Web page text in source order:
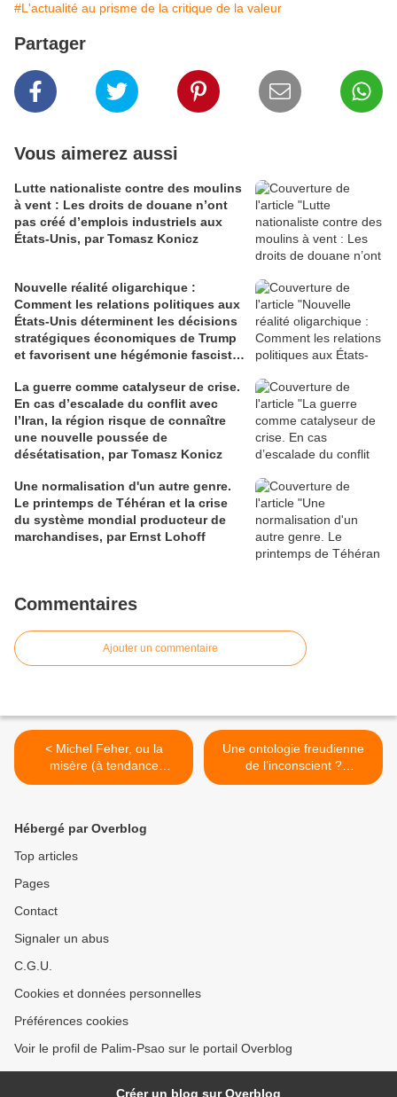
#L'actualité au prisme de la critique de la valeur
Partager
Vous aimerez aussi
Lutte nationaliste contre des moulins
à vent : Les droits de douane n’ont
pas créé d’emplois industriels aux
États-Unis, par Tomasz Konicz
Nouvelle réalité oligarchique :
Comment les relations politiques aux
États-Unis déterminent les décisions
stratégiques économiques de Trump
et favorisent une hégémonie fasciste,
La guerre comme catalyseur de crise.
En cas d’escalade du conflit avec
l’Iran, la région risque de connaître
une nouvelle poussée de
désétatisation, par Tomasz Konicz
Une normalisation d'un autre genre.
Le printemps de Téhéran et la crise
du système mondial producteur de
marchandises, par Ernst Lohoff
Commentaires
Ajouter un commentaire
< Michel Feher, ou la
misère (à tendance
antisémite) de la pseudo-
Une ontologie freudienne
de l’inconscient ?
Remarques sur le texte de
Hébergé par Overblog
Top articles
Pages
Contact
Signaler un abus
C.G.U.
Cookies et données personnelles
Préférences cookies
Voir le profil de Palim-Psao sur le portail Overblog
Créer un blog sur Overblog